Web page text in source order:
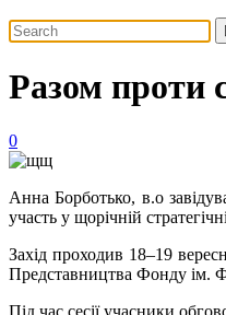
Разом проти
0
Анна Борботько, в.о
участь у щорічній
Захід проходив 18–19
Представництва Фонду ім.
Під час сесії учасники